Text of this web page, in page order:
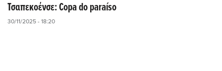
Τσαπεκοένσε: Copa do paraíso
30/11/2025 - 18:20